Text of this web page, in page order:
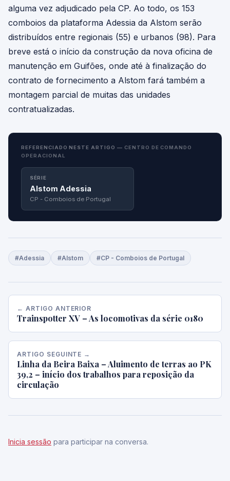
alguma vez adjudicado pela CP. Ao todo, os 153
comboios da plataforma Adessia da Alstom serão
distribuídos entre regionais (55) e urbanos (98). Para
breve está o início da construção da nova oficina de
manutenção em Guifões, onde até à finalização do
contrato de fornecimento a Alstom fará também a
montagem parcial de muitas das unidades
contratualizadas.
REFERENCIADO NESTE ARTIGO — CENTRO DE COMANDO
OPERACIONAL
SÉRIE
Alstom Adessia
CP - Comboios de Portugal
#Adessia #Alstom #CP - Comboios de Portugal
← ARTIGO ANTERIOR
Trainspotter XV – As locomotivas da série 0180
ARTIGO SEGUINTE →
Linha da Beira Baixa – Aluimento de terras ao PK
39,2 – início dos trabalhos para reposição da
circulação
Inicia sessão para participar na conversa.